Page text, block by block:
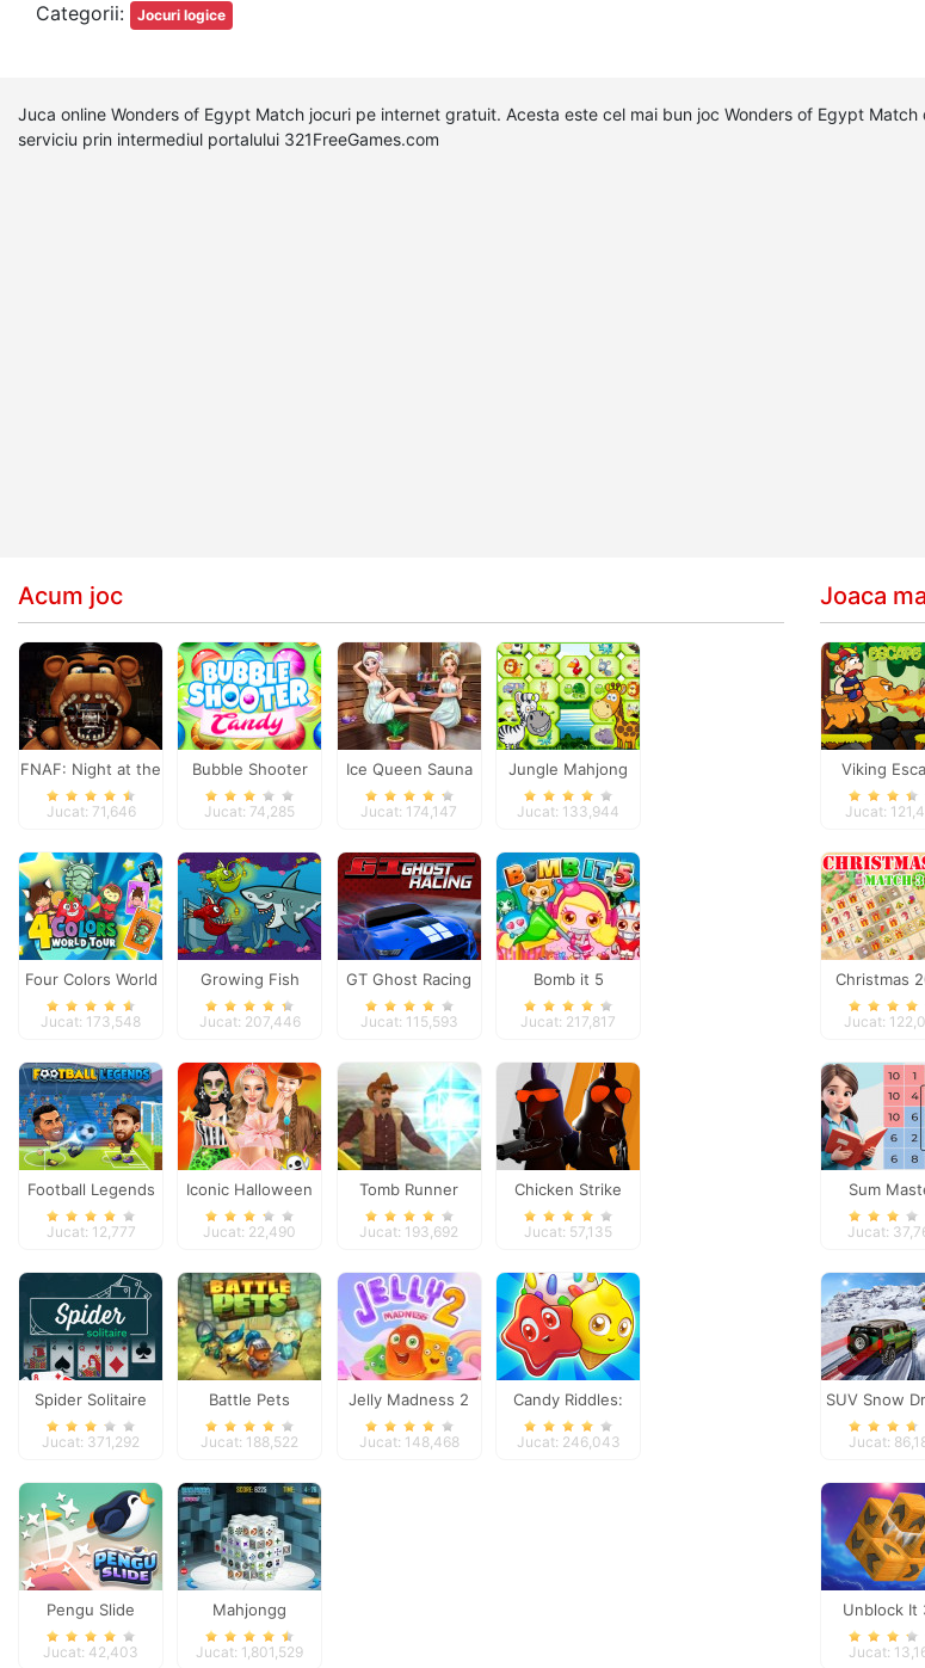
Categorii:
Jocuri logice
Juca online Wonders of Egypt Match jocuri pe internet gratuit. Acesta este cel mai bun joc Wonders of Egypt
serviciu prin intermediul portalului 321FreeGames.com
Acum joc
FNAF: Night at the
Dentist
Jucat: 71,646
Bubble Shooter
Candy
Jucat: 74,285
Ice Queen Sauna
Realife
Jucat: 174,147
Jungle Mahjong
Deluxe
Jucat: 133,944
Four Colors World
Tour
Jucat: 173,548
Growing Fish
Jucat: 207,446
GT Ghost Racing
Jucat: 115,593
Bomb it 5
Jucat: 217,817
Football Legends
2026
Jucat: 12,777
Iconic Halloween
Costumes
Jucat: 22,490
Tomb Runner
Jucat: 193,692
Chicken Strike
Jucat: 57,135
Spider Solitaire
Jucat: 371,292
Battle Pets
Jucat: 188,522
Jelly Madness 2
Jucat: 148,468
Candy Riddles:
Free Match 3
Jucat: 246,043
Pengu Slide
Jucat: 42,403
Mahjongg
Dimensions
Jucat: 1,801,529
Joaca
Viking
Jucat:
Christmas
Match 3
Jucat:
Sum
Jucat:
SUV Snow
3d
Jucat:
Unblock It
Jucat: